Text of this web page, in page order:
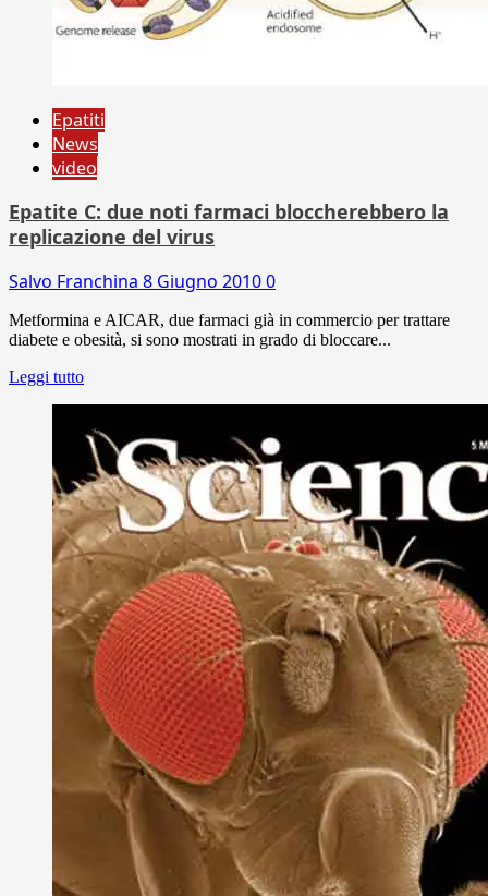
Epatiti
News
video
Epatite C: due noti farmaci bloccherebbero la
replicazione del virus
Salvo Franchina 8 Giugno 20100
Metformina e AICAR, due farmaci già in commercio per trattare
diabete e obesità, si sono mostrati in grado di bloccare...
Leggi tutto